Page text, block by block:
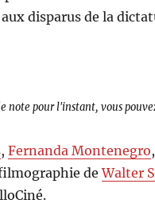
disparus de la
note pour l'instant, vous
,Fernanda Montenegro,
deWalter